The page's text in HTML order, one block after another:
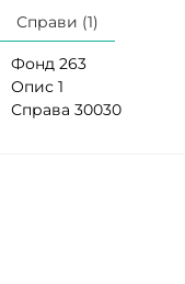
Справи (1)
Фонд 263
Опис 1
Справа 30030